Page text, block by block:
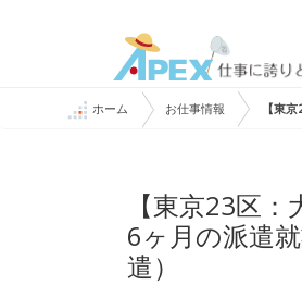
ホーム お仕事情報 【東
【東京23区
6ヶ月の派遣
遣）